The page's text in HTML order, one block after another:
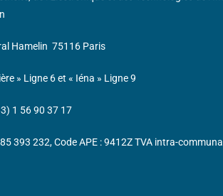
Hamelin 75116 Paris
» Ligne 6 et « Iéna » Ligne 9
1 56 90 37 17
393 232, Code APE : 9412Z TVA intra-